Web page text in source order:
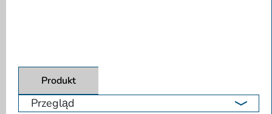
Produkt